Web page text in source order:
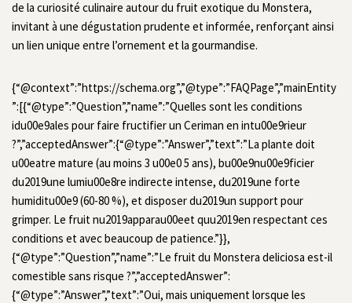
de la curiosité culinaire autour du fruit exotique du Monstera,
invitant à une dégustation prudente et informée, renforçant ainsi
un lien unique entre l’ornement et la gourmandise.
{“@context”:”https://schema.org”,”@type”:”FAQPage”,”mainEntity
”:[{“@type”:”Question”,”name”:”Quelles sont les conditions
idu00e9ales pour faire fructifier un Ceriman en intu00e9rieur
?”,”acceptedAnswer”:{“@type”:”Answer”,”text”:”La plante doit
u00eatre mature (au moins 3 u00e0 5 ans), bu00e9nu00e9ficier
du2019une lumiu00e8re indirecte intense, du2019une forte
humiditu00e9 (60-80 %), et disposer du2019un support pour
grimper. Le fruit nu2019apparau00eet quu2019en respectant ces
conditions et avec beaucoup de patience.”}},
{“@type”:”Question”,”name”:”Le fruit du Monstera deliciosa est-il
comestible sans risque ?”,”acceptedAnswer”:
{“@type”:”Answer”,”text”:”Oui, mais uniquement lorsque les